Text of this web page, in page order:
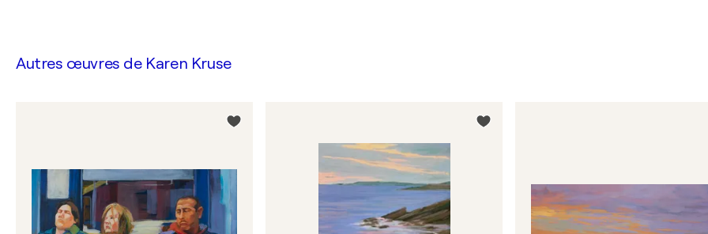
Autres œuvres de Karen Kruse